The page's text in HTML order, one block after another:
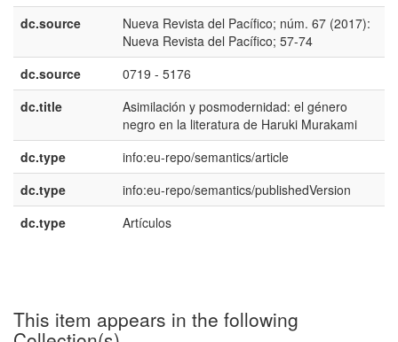
dc.source
Nueva Revista del Pacífico; núm. 67 (2017):
Nueva Revista del Pacífico; 57-74
dc.source
0719 - 5176
dc.title
Asimilación y posmodernidad: el género
negro en la literatura de Haruki Murakami
dc.type
info:eu-repo/semantics/article
dc.type
info:eu-repo/semantics/publishedVersion
dc.type
Artículos
This item appears in the following